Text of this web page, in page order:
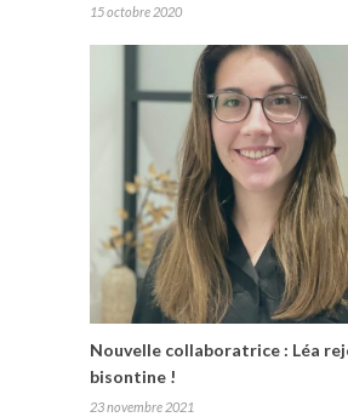
15 octobre 2020
Nouvelle collaboratrice : Léa
bisontine !
23 novembre 2021